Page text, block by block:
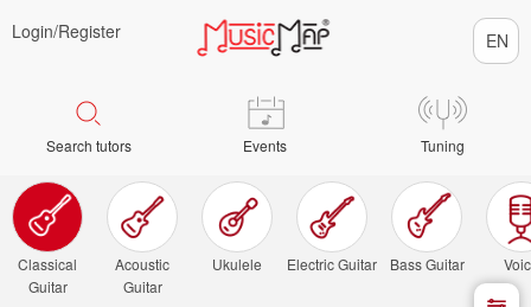
Login/Register
Search tutors Events Tuning
Classical
Guitar
Acoustic
Guitar
Ukulele Electric Guitar Bass Guitar